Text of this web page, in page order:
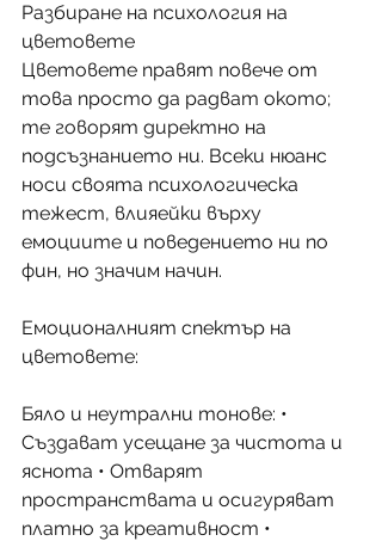
Разбиране на психология на
цветовете
Цветовете правят повече от
това просто да радват окото;
те говорят директно на
подсъзнанието ни. Всеки нюанс
носи своята психологическа
тежест, влияейки върху
емоциите и поведението ни по
фин, но значим начин.
Емоционалният спектър на
цветовете:
Бяло и неутрални тонове: •
Създават усещане за чистота и
яснота • Отварят
пространствата и осигуряват
платно за креативност •